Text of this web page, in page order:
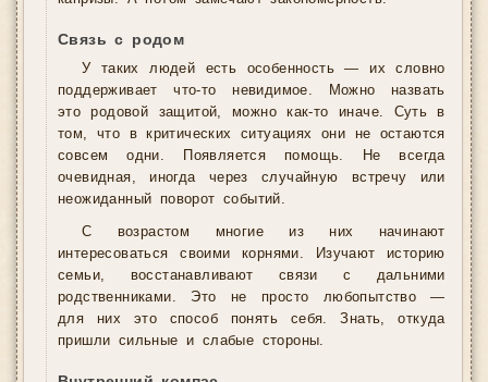
Связь с родом
У таких людей есть особенность — их словно
поддерживает что-то невидимое. Можно назвать
это родовой защитой, можно как-то иначе. Суть в
том, что в критических ситуациях они не остаются
совсем одни. Появляется помощь. Не всегда
очевидная, иногда через случайную встречу или
неожиданный поворот событий.
С возрастом многие из них начинают
интересоваться своими корнями. Изучают историю
семьи, восстанавливают связи с дальними
родственниками. Это не просто любопытство —
для них это способ понять себя. Знать, откуда
пришли сильные и слабые стороны.